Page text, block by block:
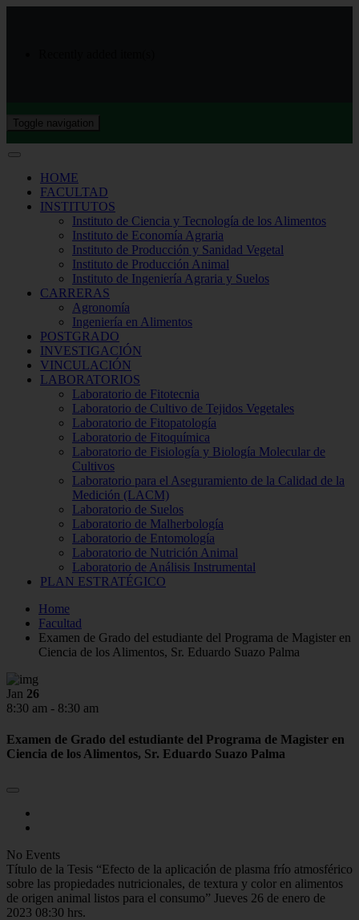
Toggle navigation
HOME
FACULTAD
INSTITUTOS
Instituto de Ciencia y Tecnología de los Alimentos
Instituto de Economía Agraria
Instituto de Producción y Sanidad Vegetal
Instituto de Producción Animal
Instituto de Ingeniería Agraria y Suelos
CARRERAS
Agronomía
Ingeniería en Alimentos
POSTGRADO
INVESTIGACIÓN
VINCULACIÓN
LABORATORIOS
Laboratorio de Fitotecnia
Laboratorio de Cultivo de Tejidos Vegetales
Laboratorio de Fitopatología
Laboratorio de Fitoquímica
Laboratorio de Fisiología y Biología Molecular de
Cultivos
Laboratorio para el Aseguramiento de la Calidad de la
Medición (LACM)
Laboratorio de Suelos
Laboratorio de Malherbología
Laboratorio de Entomología
Laboratorio de Nutrición Animal
Laboratorio de Análisis Instrumental
PLAN ESTRATÉGICO
Home
Facultad
Examen de Grado del estudiante del Programa de Magister en
Ciencia de los Alimentos, Sr. Eduardo Suazo Palma
Jan 26
8:30 am - 8:30 am
Examen de Grado del estudiante del Programa de Magister en
Ciencia de los Alimentos, Sr. Eduardo Suazo Palma
No Events
Título de la Tesis “Efecto de la aplicación de plasma frío atmosférico
sobre las propiedades nutricionales, de textura y color en alimentos
de origen animal listos para el consumo” Jueves 26 de enero de
2023 08:30 hrs.